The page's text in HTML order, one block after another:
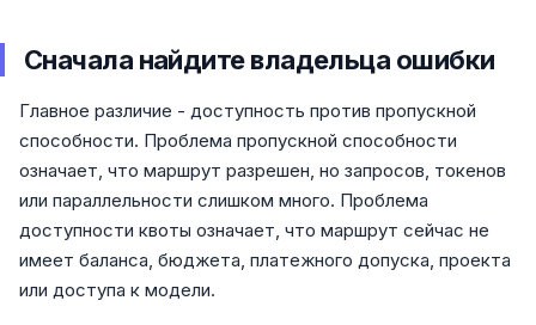
Сначала найдите владельца ошибки
Главное различие - доступность против пропускной
способности. Проблема пропускной способности
означает, что маршрут разрешен, но запросов, токенов
или параллельности слишком много. Проблема
доступности квоты означает, что маршрут сейчас не
имеет баланса, бюджета, платежного допуска, проекта
или доступа к модели.